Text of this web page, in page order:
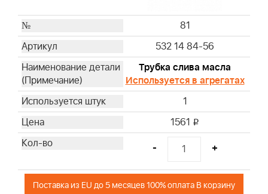
81
532 14 84-56
Трубка слива масла
Используется в агрегатах
1
1561 i
- +
Поставка из EU до 5 месяцев 100% оплата В корзину